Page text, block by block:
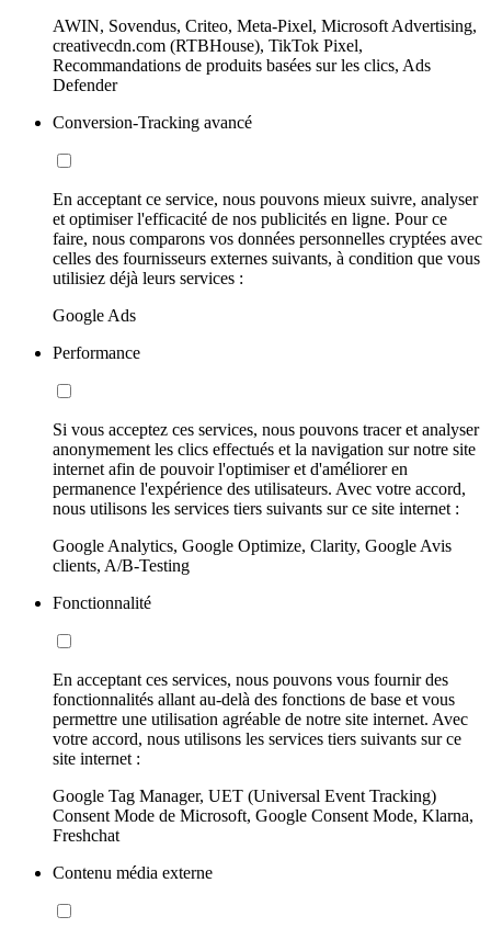
AWIN, Sovendus, Criteo, Meta-Pixel, Microsoft Advertising,
creativecdn.com (RTBHouse), TikTok Pixel,
Recommandations de produits basées sur les clics, Ads
Defender
Conversion-Tracking avancé
En acceptant ce service, nous pouvons mieux suivre, analyser
et optimiser l'efficacité de nos publicités en ligne. Pour ce
faire, nous comparons vos données personnelles cryptées avec
celles des fournisseurs externes suivants, à condition que vous
utilisiez déjà leurs services :
Google Ads
Performance
Si vous acceptez ces services, nous pouvons tracer et analyser
anonymement les clics effectués et la navigation sur notre site
internet afin de pouvoir l'optimiser et d'améliorer en
permanence l'expérience des utilisateurs. Avec votre accord,
nous utilisons les services tiers suivants sur ce site internet :
Google Analytics, Google Optimize, Clarity, Google Avis
clients, A/B-Testing
Fonctionnalité
En acceptant ces services, nous pouvons vous fournir des
fonctionnalités allant au-delà des fonctions de base et vous
permettre une utilisation agréable de notre site internet. Avec
votre accord, nous utilisons les services tiers suivants sur ce
site internet :
Google Tag Manager, UET (Universal Event Tracking)
Consent Mode de Microsoft, Google Consent Mode, Klarna,
Freshchat
Contenu média externe